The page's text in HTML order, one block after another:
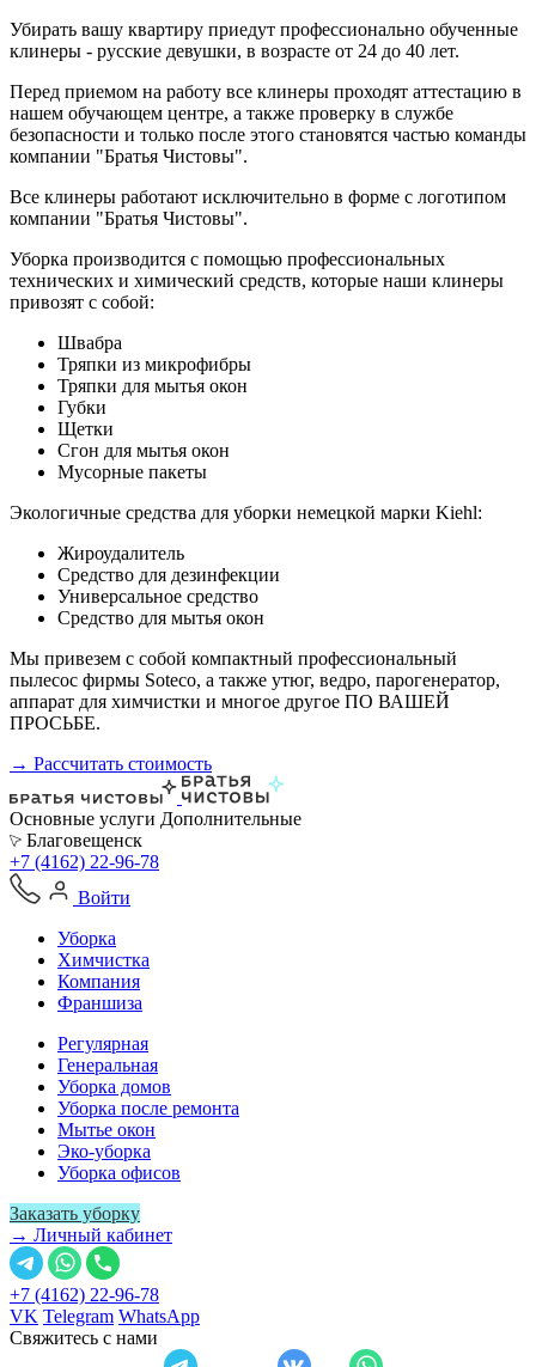
Убирать вашу квартиру приедут профессионально обученные
клинеры - русские девушки, в возрасте от 24 до 40 лет.
Перед приемом на работу все клинеры проходят аттестацию в
нашем обучающем центре, а также проверку в службе
безопасности и только после этого становятся частью команды
компании "Братья Чистовы".
Все клинеры работают исключительно в форме с логотипом
компании "Братья Чистовы".
Уборка производится с помощью профессиональных
технических и химический средств, которые наши клинеры
привозят с собой:
Швабра
Тряпки из микрофибры
Тряпки для мытья окон
Губки
Щетки
Сгон для мытья окон
Мусорные пакеты
Экологичные средства для уборки немецкой марки Kiehl:
Жироудалитель
Средство для дезинфекции
Универсальное средство
Средство для мытья окон
Мы привезем с собой компактный профессиональный
пылесос фирмы Soteco, а также утюг, ведро, парогенератор,
аппарат для химчистки и многое другое ПО ВАШЕЙ
ПРОСЬБЕ.
→ Рассчитать стоимость
Основные услуги Дополнительные
Благовещенск
+7 (4162) 22-96-78
Войти
Уборка
Химчистка
Компания
Франшиза
Регулярная
Генеральная
Уборка домов
Уборка после ремонта
Мытье окон
Эко-уборка
Уборка офисов
Заказать уборку
→ Личный кабинет
+7 (4162) 22-96-78
VK Telegram WhatsApp
Свяжитесь с нами